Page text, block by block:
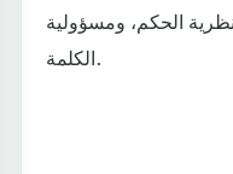
الحكم، ومسؤولية
الكلمة.